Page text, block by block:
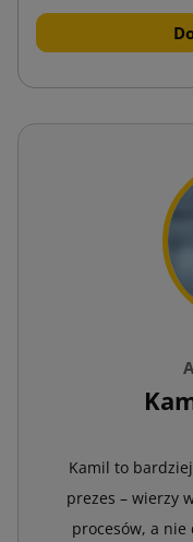
Kamil to
prezes – wierzy
procesów, a